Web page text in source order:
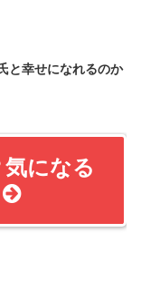
と幸せになれるのか
になる